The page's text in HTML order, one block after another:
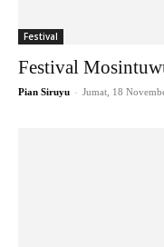
Festival
Festival
Pian Siruyu - Jumat, 18